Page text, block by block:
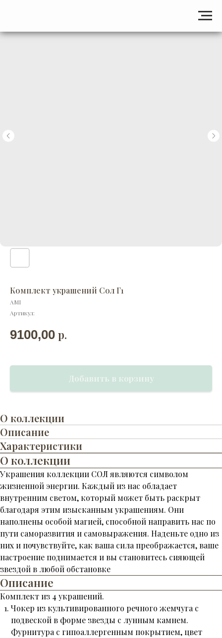
Комплект украшений Сол Г1
AMI
Артикул:
9100,00 р.
Добавить в корзину
О коллекции
Описание
Характеристики
О коллекции
Украшения коллекции СОЛ являются символом
жизненной энергии. Каждый из нас обладает
внутренним светом, который может быть раскрыт
благодаря этим изысканным украшениям. Они
наполнены особой магией, способной направить нас по
пути саморазвития и самовыражения. Наденьте одно из
них и почувствуйте, как ваша сила преображается, ваше
настроение поднимается и вы становитесь сияющей
звездой в любой обстановке
Описание
Комплект из 4 украшений.
Чокер из культивированного речного жемчуга с
подвеской в форме звезды с лунным камнем.
Фурнитура с гипоаллергенным покрытием, цвет